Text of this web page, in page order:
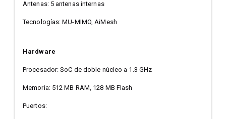
Antenas: 5 antenas internas
Tecnologías: MU-MIMO, AiMesh
Hardware
Procesador: SoC de doble núcleo a 1.3 GHz
Memoria: 512 MB RAM, 128 MB Flash
Puertos: